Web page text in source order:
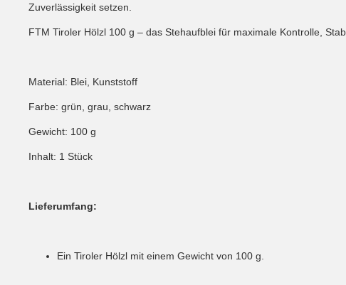
Zuverlässigkeit setzen.
FTM Tiroler Hölzl 100 g – das Stehaufblei für maximale Kontrolle,
Material: Blei, Kunststoff
Farbe: grün, grau, schwarz
Gewicht: 100 g
Inhalt: 1 Stück
Lieferumfang:
Ein Tiroler Hölzl mit einem Gewicht von 100 g.